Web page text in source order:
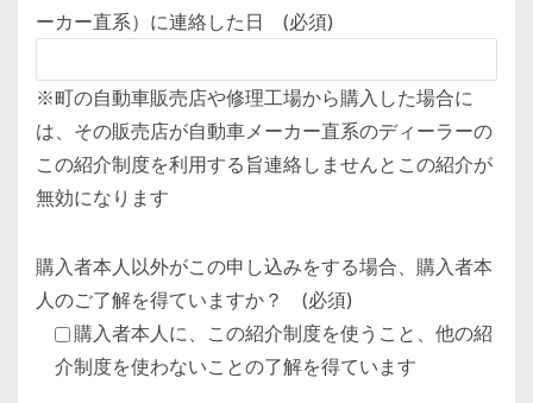
ーカー直系）に連絡した日 (必須)
※町の自動車販売店や修理工場から購入した場合に
は、その販売店が自動車メーカー直系のディーラーの
この紹介制度を利用する旨連絡しませんとこの紹介が
無効になります
購入者本人以外がこの申し込みをする場合、購入者本
人のご了解を得ていますか？ (必須)
購入者本人に、この紹介制度を使うこと、他の紹
介制度を使わないことの了解を得ています